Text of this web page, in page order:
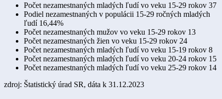
Počet nezamestnaných mladých ľudí vo veku 15-29 rokov 37
Podiel nezamestnaných v populácii 15-29 ročných mladých
ľudí 16,44%
Počet nezamestnaných mužov vo veku 15-29 rokov 13
Počet nezamestnaných žien vo veku 15-29 rokov 24
Počet nezamestnaných mladých ľudí vo veku 15-19 rokov 8
Počet nezamestnaných mladých ľudí vo veku 20-24 rokov 15
Počet nezamestnaných mladých ľudí vo veku 25-29 rokov 14
zdroj: Štatistický úrad SR, dáta k 31.12.2023